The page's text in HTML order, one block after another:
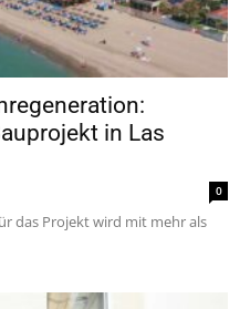
in Las
0
das Projekt wird mit mehr als